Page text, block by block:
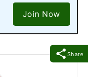
Share
Join Now